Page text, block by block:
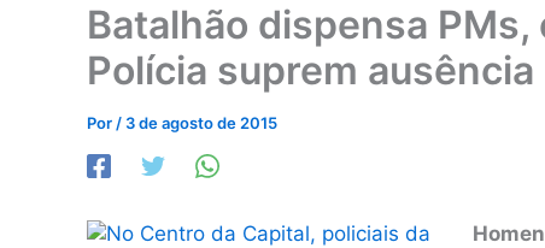
Batalhão dispensa
Polícia suprem ausência
Por / 3 de agosto de 2015